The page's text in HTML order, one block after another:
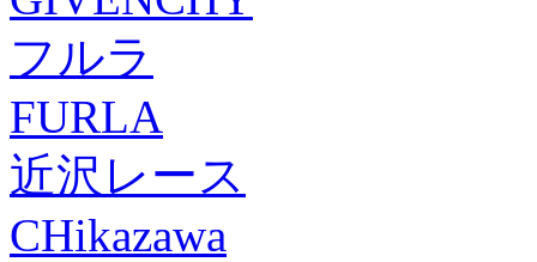
フルラ
FURLA
近沢レース
CHikazawa